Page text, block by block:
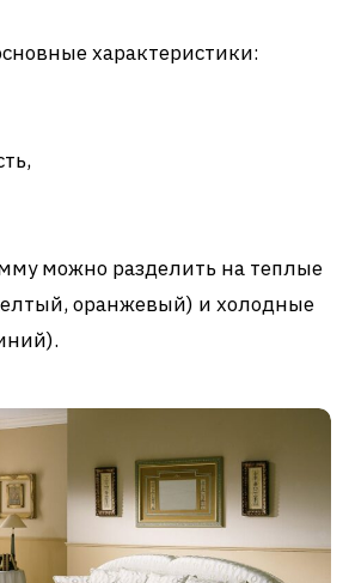
характеристики:
можно разделить на теплые
оранжевый) и холодные